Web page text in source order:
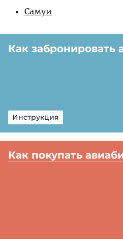
Самуи
Как забронировать
Инструкция
Как покупать